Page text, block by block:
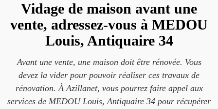
Vidage de maison avant une
vente, adressez-vous à MEDOU
Louis, Antiquaire 34
Avant une vente, une maison doit être rénovée. Vous
devez la vider pour pouvoir réaliser ces travaux de
rénovation. À Azillanet, vous pourrez faire appel aux
services de MEDOU Louis, Antiquaire 34 pour récupérer